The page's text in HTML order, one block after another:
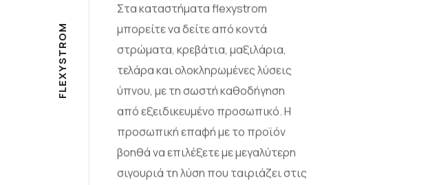
F
L
E
X
Y
S
T
R
O
M
Στα καταστήματα flexystrom
μπορείτε να δείτε από κοντά
στρώματα, κρεβάτια, μαξιλάρια,
τελάρα και ολοκληρωμένες λύσεις
ύπνου, με τη σωστή καθοδήγηση
από εξειδικευμένο προσωπικό. Η
προσωπική επαφή με το προϊόν
βοηθά να επιλέξετε με μεγαλύτερη
σιγουριά τη λύση που ταιριάζει στις